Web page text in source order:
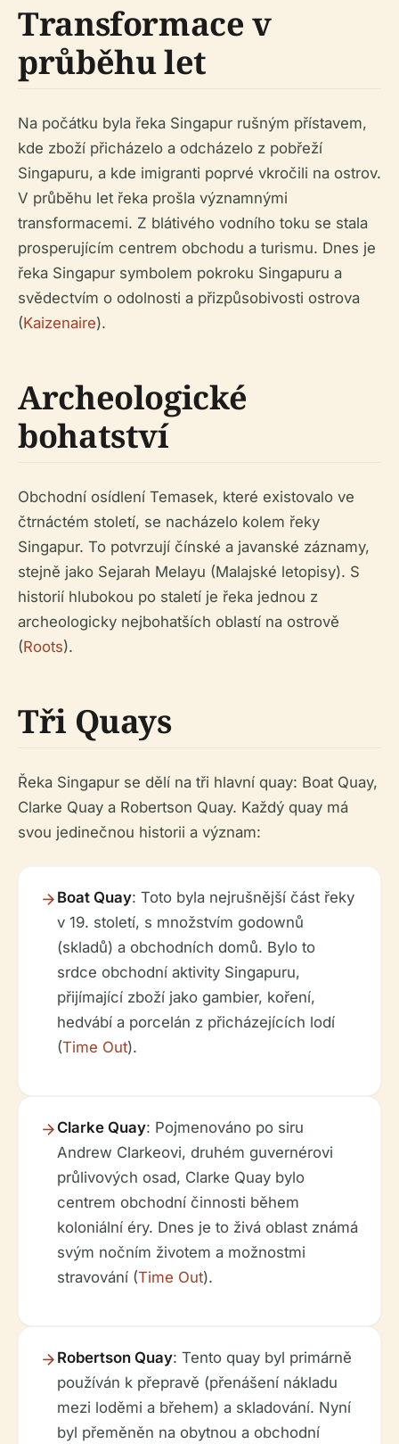
Transformace v
průběhu let
Na počátku byla řeka Singapur rušným přístavem,
kde zboží přicházelo a odcházelo z pobřeží
Singapuru, a kde imigranti poprvé vkročili na ostrov.
V průběhu let řeka prošla významnými
transformacemi. Z blátivého vodního toku se stala
prosperujícím centrem obchodu a turismu. Dnes je
řeka Singapur symbolem pokroku Singapuru a
svědectvím o odolnosti a přizpůsobivosti ostrova
(Kaizenaire).
Archeologické
bohatství
Obchodní osídlení Temasek, které existovalo ve
čtrnáctém století, se nacházelo kolem řeky
Singapur. To potvrzují čínské a javanské záznamy,
stejně jako Sejarah Melayu (Malajské letopisy). S
historií hlubokou po staletí je řeka jednou z
archeologicky nejbohatších oblastí na ostrově
(Roots).
Tři Quays
Řeka Singapur se dělí na tři hlavní quay: Boat Quay,
Clarke Quay a Robertson Quay. Každý quay má
svou jedinečnou historii a význam:
Boat Quay: Toto byla nejrušnější část řeky
v 19. století, s množstvím godownů
(skladů) a obchodních domů. Bylo to
srdce obchodní aktivity Singapuru,
přijímající zboží jako gambier, koření,
hedvábí a porcelán z přicházejících lodí
(Time Out).
Clarke Quay: Pojmenováno po siru
Andrew Clarkeovi, druhém guvernérovi
průlivových osad, Clarke Quay bylo
centrem obchodní činnosti během
koloniální éry. Dnes je to živá oblast známá
svým nočním životem a možnostmi
stravování (Time Out).
Robertson Quay: Tento quay byl primárně
používán k přepravě (přenášení nákladu
mezi loděmi a břehem) a skladování. Nyní
byl přeměněn na obytnou a obchodní